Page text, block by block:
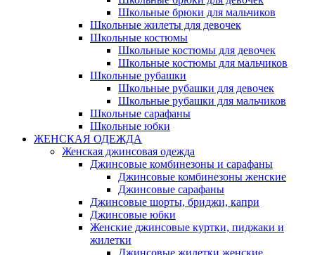
Школьные брюки для мальчиков
Школьные жилеты для девочек
Школьные костюмы
Школьные костюмы для девочек
Школьные костюмы для мальчиков
Школьные рубашки
Школьные рубашки для девочек
Школьные рубашки для мальчиков
Школьные сарафаны
Школьные юбки
ЖЕНСКАЯ ОДЕЖДА
Женская джинсовая одежда
Джинсовые комбинезоны и сарафаны
Джинсовые комбинезоны женские
Джинсовые сарафаны
Джинсовые шорты, бриджи, капри
Джинсовые юбки
Женские джинсовые куртки, пиджаки и
жилетки
Джинсовые жилетки женские